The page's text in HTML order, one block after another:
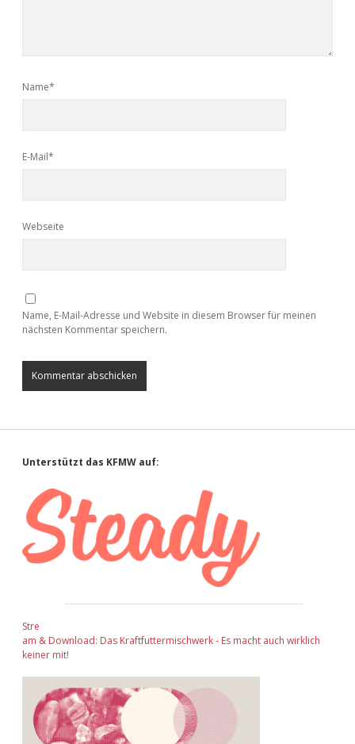
Name*
E-Mail*
Webseite
Name, E-Mail-Adresse und Website in diesem Browser für meinen
nächsten Kommentar speichern.
Sidebar
Unterstützt das KFMW auf:
Stre
am & Download: Das Kraftfuttermischwerk - Es macht auch wirklich
keiner mit!